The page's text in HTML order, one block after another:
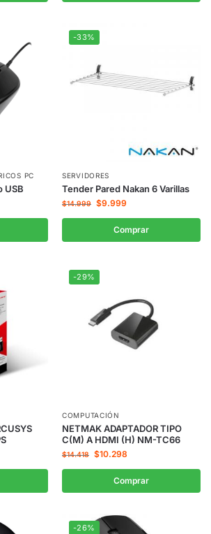
PC
USB
-33%
SERVIDORES
Tender Pared Nakan 6 Varillas
$14.999 $9.999
Comprar
-29%
COMPUTACIÓN
NETMAK ADAPTADOR TIPO
C(M) A HDMI (H) NM-TC66
$14.418 $10.298
Comprar
-26%